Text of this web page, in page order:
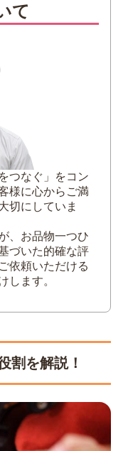
各部名称・役割
ガーボード
ョンマーク
各部名称・役割
ップ
ード
ジ
ップセレクタ
ールノブ
ク
プピン
て
つなぐ」をコン
様に心からご満
切にしていま
、お品物一つひ
づいた的確な評
依頼いただける
します。
割を解説！